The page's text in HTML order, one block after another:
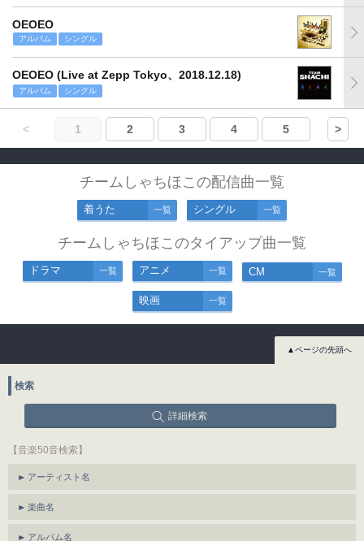
OEOEO
アルバム シングル
OEOEO (Live at Zepp Tokyo、2018.12.18)
アルバム シングル
< 1 2 3 4 5 >
チームしゃちほこの配信曲一覧
着うた 一覧 シングル 一覧
チームしゃちほこのタイアップ曲一覧
ドラマ 一覧 アニメ 一覧 CM 一覧
映画 一覧
▲ページの先頭へ
検索
詳細検索
【音楽50音検索】
アーティスト名
楽曲名
アルバム名